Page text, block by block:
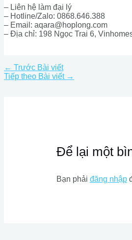
– Liên hệ làm đại lý
– Hotline/Zalo: 0868.646.388
– Email: aqara@hoplong.com
– Địa chỉ: 198 Ngọc Trai 6,
← Trước Bài viết
Tiếp theo Bài viết →
Để lại một
Bạn phải đăng nhập